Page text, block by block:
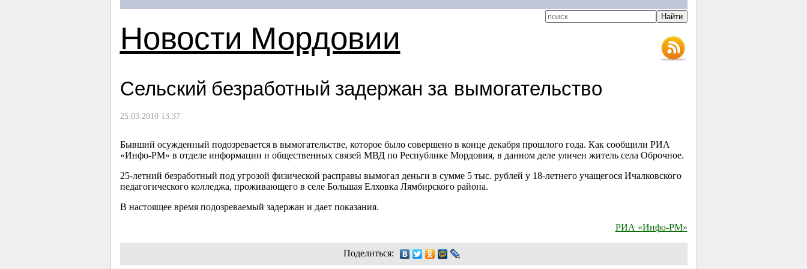
Новости Мордовии
Сельский безработный задержан за вымогательство
25.03.2010 13:37
Бывший осужденный подозревается в вымогательстве, которое было совершено в конце декабря прошлого года. Как сообщили РИА
«Инфо-РМ» в отделе информации и общественных связей МВД по Республике Мордовия, в данном деле уличен житель села Оброчное.
25-летний безработный под угрозой физической расправы вымогал деньги в сумме 5 тыс. рублей у 18-летнегоучащегося Ичалковского
педагогического колледжа, проживающего в селе Большая Елховка Лямбирского района.
В настоящее время подозреваемый задержан и дает показания.
РИА «Инфо-РМ»
Поделиться: